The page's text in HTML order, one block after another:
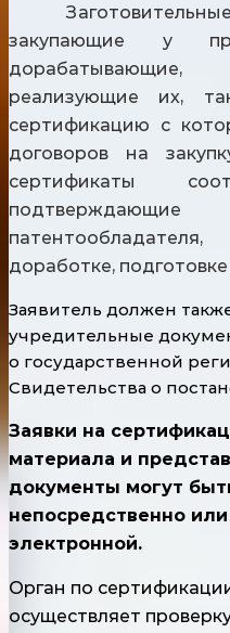
закупающие у
реализующие их,
сертификацию с
договоров на
сертификаты
доработке,
Заявитель должен
учредительные
о государственной
Свидетельства о
Заявки на
материала и
документы могут
непосредственно
электронной.
Орган по
осуществляет